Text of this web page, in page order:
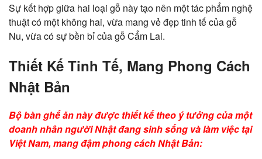
Sự kết hợp giữa hai loại gỗ này tạo nên một tác phẩm nghệ
thuật có một không hai, vừa mang vẻ đẹp tinh tế của gỗ
Nu, vừa có sự bền bỉ của gỗ Cẩm Lai.
Thiết Kế Tinh Tế, Mang Phong Cách
Nhật Bản
Bộ bàn ghế ăn này được thiết kế theo ý tưởng của một
doanh nhân người Nhật đang sinh sống và làm việc tại
Việt Nam, mang đậm phong cách Nhật Bản: